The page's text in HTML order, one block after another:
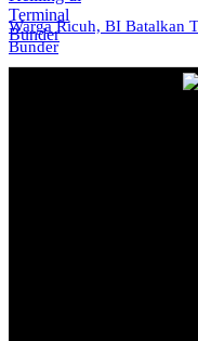
Warga Ricuh, BI Batalkan
Bunder